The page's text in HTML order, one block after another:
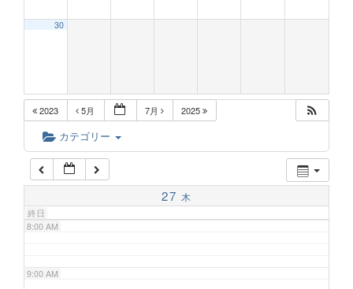
30
2023 5月 7月 2025
カテゴリー
27 木
終日
6:00 AM
7:00 AM
8:00 AM
9:00 AM